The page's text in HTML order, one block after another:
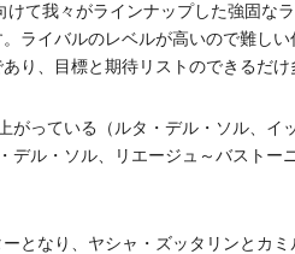
けて我々がラインナップした強固
ライバルのレベルが高いので難し
り、目標と期待リストのできるだ
がっている（ルタ・デル・ソル、
デル・ソル、リエージュ～バスト
となり、ヤシャ・ズッタリンとカ